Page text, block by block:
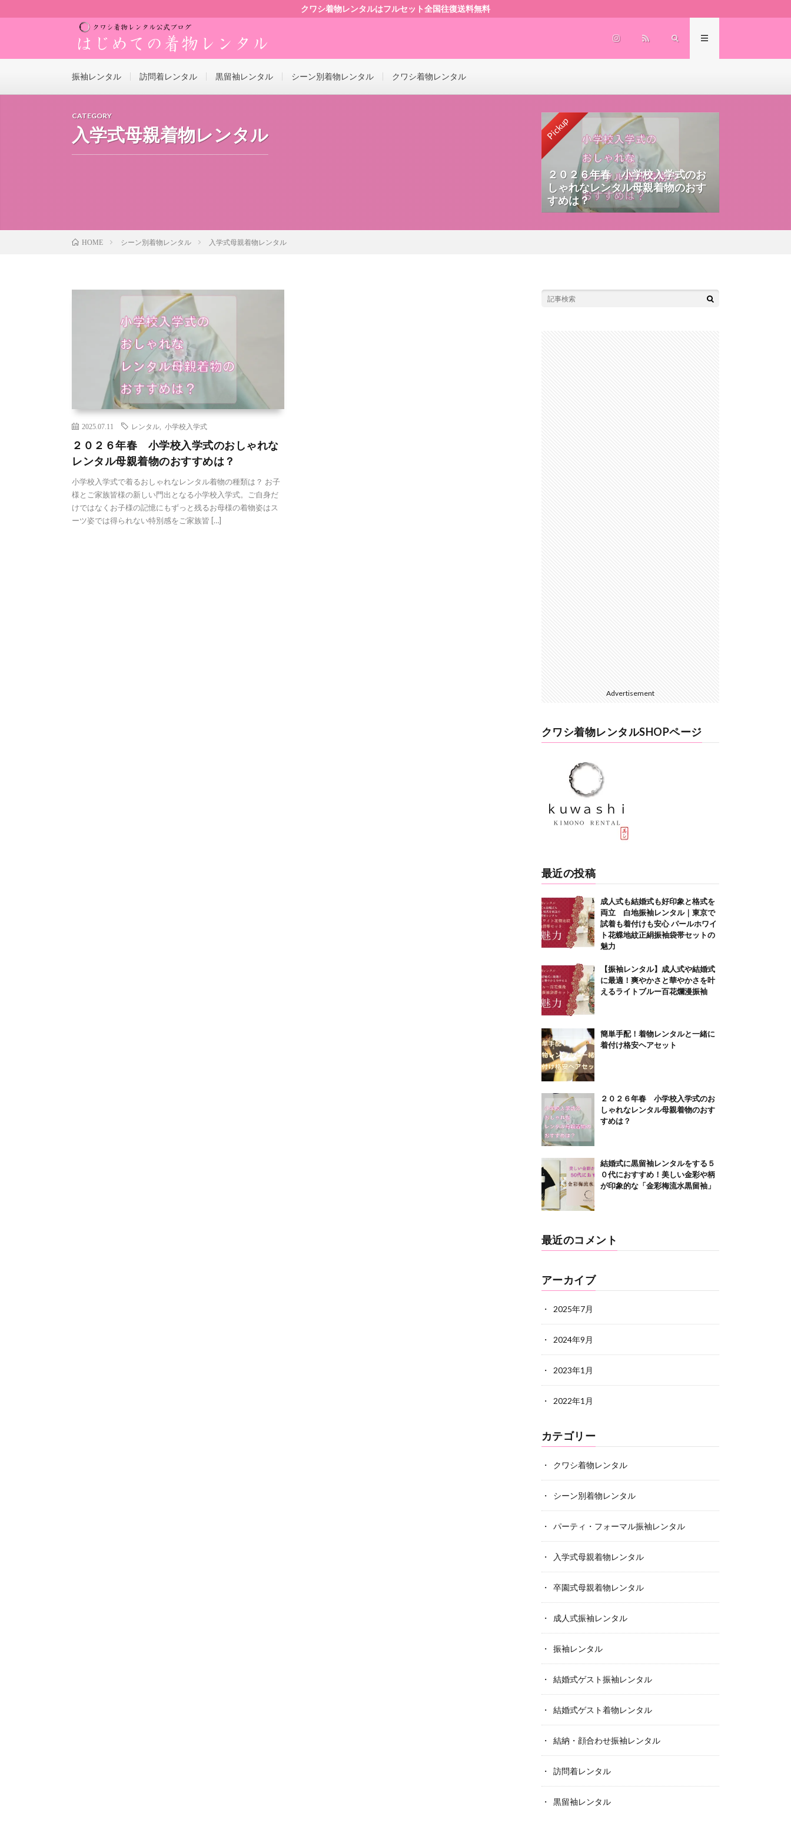
クワシ着物レンタルはフルセット全国往復送料無料
振袖レンタル 訪問着レンタル 黒留袖レンタル シーン別着物レンタル クワシ着物レンタル
CATEGORY
入学式母親着物レンタル Pickup
２０２６年春 小学校入学式のお
しゃれなレンタル母親着物のおす
すめは？
HOME シーン別着物レンタル 入学式母親着物レンタル
2025.07.11 レンタル 小学校入学式
２０２６年春 小学校入学式のおしゃれな
レンタル母親着物のおすすめは？
小学校入学式で着るおしゃれなレンタル着物の種類は？ お子
様とご家族皆様の新しい門出となる小学校入学式。ご自身だ
けではなくお子様の記憶にもずっと残るお母様の着物姿はス
ーツ姿では得られない特別感をご家族皆 […]
Advertisement
クワシ着物レンタルSHOPページ
最近の投稿
成人式も結婚式も好印象と格式を
両立 白地振袖レンタル｜東京で
試着も着付けも安心 パールホワイ
ト花蝶地紋正絹振袖袋帯セットの
魅力
【振袖レンタル】成人式や結婚式
に最適！爽やかさと華やかさを叶
えるライトブルー百花爛漫振袖
簡単手配！着物レンタルと一緒に
着付け格安ヘアセット
２０２６年春 小学校入学式のお
しゃれなレンタル母親着物のおす
すめは？
結婚式に黒留袖レンタルをする５
０代におすすめ！美しい金彩や柄
が印象的な「金彩梅流水黒留袖」
最近のコメント
アーカイブ
2025年7月
2024年9月
2023年1月
2022年1月
カテゴリー
クワシ着物レンタル
シーン別着物レンタル
パーティ・フォーマル振袖レンタル
入学式母親着物レンタル
卒園式母親着物レンタル
成人式振袖レンタル
振袖レンタル
結婚式ゲスト振袖レンタル
結婚式ゲスト着物レンタル
結納・顔合わせ振袖レンタル
訪問着レンタル
黒留袖レンタル